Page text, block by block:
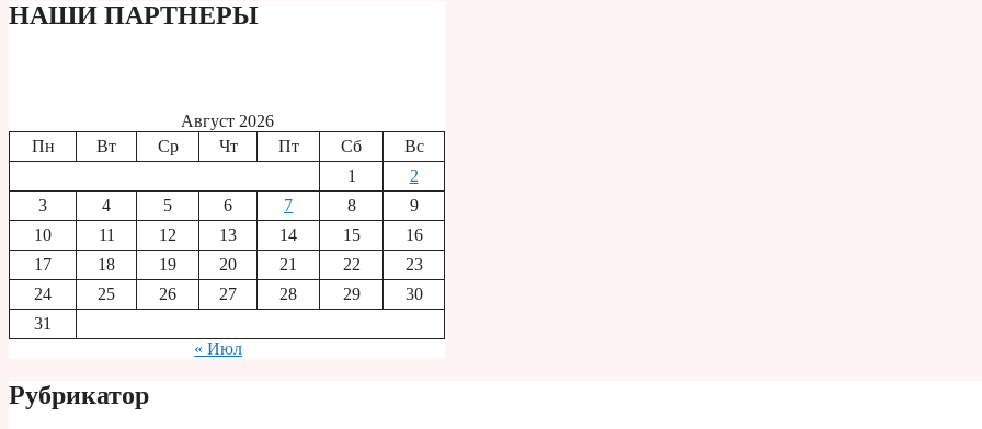
НАШИ ПАРТНЕРЫ
Август 2026
Пн
Вт Ср Чт Пт Сб
Вс
1
2
3
4 5 6 7 8
9
10
11 12 13 14 15
16
17
18 19 20 21 22
23
24
25 26 27 28 29
30
31
« Июл
Рубрикатор